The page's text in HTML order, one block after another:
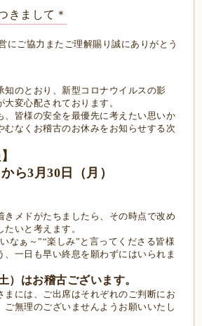
きまして＊
にご協力またご理解賜り誠にありがとう
知のとおり、新型コロナウイルスの影
大変心配されております。
、皆様の安全を最優先に考えたい思いか
むなくお稽古のお休みをお知らせする次
ら3月30日（月）
きメドがたちましたら、その時点で改め
たいと考えます。
なぁ～”“楽しみ” と言ってくださる皆様
一日も早い終息を願わずにはいられま
）はお稽古ございます。
には、 ご出席はそれぞれのご判断にお
ご無理のございませんようお願いいたし